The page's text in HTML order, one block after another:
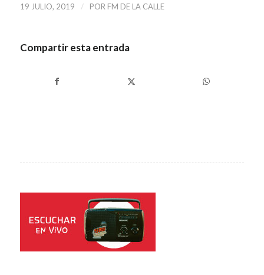
19 JULIO, 2019 / POR FM DE LA CALLE
Compartir esta entrada